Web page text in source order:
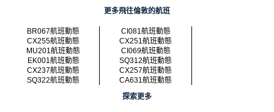
更多飛往倫敦的航班
BR067航班動態
CI081航班動態
CX255航班動態
CX251航班動態
MU201航班動態
CI069航班動態
EK001航班動態
SQ312航班動態
CX237航班動態
CX257航班動態
SQ322航班動態
CA631航班動態
探索更多